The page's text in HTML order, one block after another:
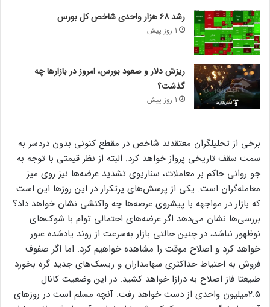
رشد ۶۸ هزار واحدی شاخص کل بورس
1 روز پیش
ریزش دلار و صعود بورس، امروز در بازارها چه
گذشت؟
1 روز پیش
برخی از تحلیلگران معتقدند شاخص در مقطع کنونی بدون دردسر به
سمت سقف تاریخی پرواز خواهد کرد. البته از نظر قیمتی با توجه به
جو روانی حاکم بر معاملات، سناریوی تشدید عرضه‌ها نیز روی میز
معامله‌گران است. یکی از پرسش‌های پرتکرار در این روزها این است
که بازار در مواجهه با پیشروی عرضه‌ها چه واکنشی نشان خواهد داد؟
بررسی‌ها نشان می‌دهد اگر عرضه‌های احتمالی توام با شوک‌های
نوظهور نباشد، در چنین حالتی بازار به‌سرعت از روند یادشده عبور
خواهد کرد و اصلاح موقت را مشاهده خواهیم کرد. اما اگر صفوف
فروش به احتیاط حداکثری سهامداران و ریسک‌های جدید گره بخورد
طبیعتا فاز اصلاح به درازا خواهد کشید. در این وضعیت کانال
۲.۵میلیون واحدی از دست خواهد رفت. آنچه مسلم است در روزهای